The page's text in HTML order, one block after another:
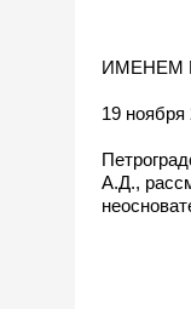
ИМЕНЕМ
19 ноября
А.Д.,